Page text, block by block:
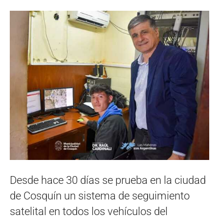
Desde hace 30 días se prueba en la ciudad
de Cosquín un sistema de seguimiento
satelital en todos los vehículos del